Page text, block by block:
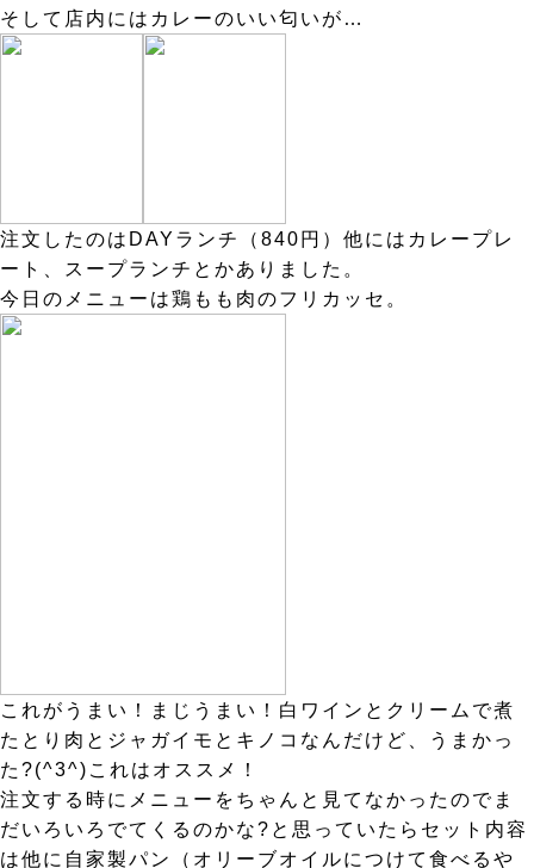
そして店内にはカレーのいい匂いが…
注文したのはDAYランチ（840円）他にはカレープレ
ート、スープランチとかありました。
今日のメニューは鶏もも肉のフリカッセ。
これがうまい！まじうまい！白ワインとクリームで煮
たとり肉とジャガイモとキノコなんだけど、うまかっ
た?(^3^)これはオススメ！
注文する時にメニューをちゃんと見てなかったのでま
だいろいろでてくるのかな?と思っていたらセット内容
は他に自家製パン（オリーブオイルにつけて食べるや